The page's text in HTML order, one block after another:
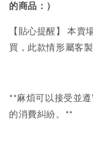
的商品：）
【貼心提醒】 本
買，此款情形屬客製
**麻煩可以接受並
的消費糾紛。**